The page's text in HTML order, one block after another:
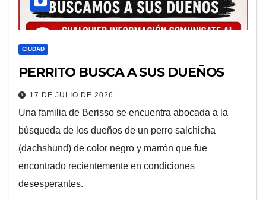
CIUDAD
PERRITO BUSCA A SUS DUEÑOS
17 DE JULIO DE 2026
Una familia de Berisso se encuentra abocada a la
búsqueda de los dueños de un perro salchicha
(dachshund) de color negro y marrón que fue
encontrado recientemente en condiciones
desesperantes.